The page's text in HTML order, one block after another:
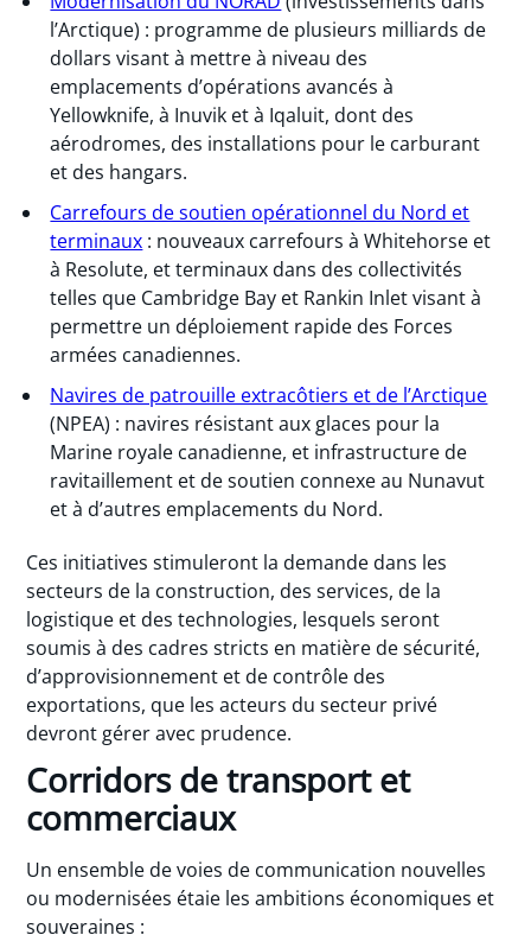
l’Arctique) : programme de plusieurs milliards de
dollars visant à mettre à niveau des
emplacements d’opérations avancés à
Yellowknife, à Inuvik et à Iqaluit, dont des
aérodromes, des installations pour le carburant
et des hangars.
Carrefours de soutien opérationnel du Nord et
terminaux : nouveaux carrefours à Whitehorse et
à Resolute, et terminaux dans des collectivités
telles que Cambridge Bay et Rankin Inlet visant à
permettre un déploiement rapide des Forces
armées canadiennes.
Navires de patrouille extracôtiers et de l’Arctique
(NPEA) : navires résistant aux glaces pour la
Marine royale canadienne, et infrastructure de
ravitaillement et de soutien connexe au Nunavut
et à d’autres emplacements du Nord.
Ces initiatives stimuleront la demande dans les
secteurs de la construction, des services, de la
logistique et des technologies, lesquels seront
soumis à des cadres stricts en matière de sécurité,
d’approvisionnement et de contrôle des
exportations, que les acteurs du secteur privé
devront gérer avec prudence.
Corridors de transport et
commerciaux
Un ensemble de voies de communication nouvelles
ou modernisées étaie les ambitions économiques et
souveraines :